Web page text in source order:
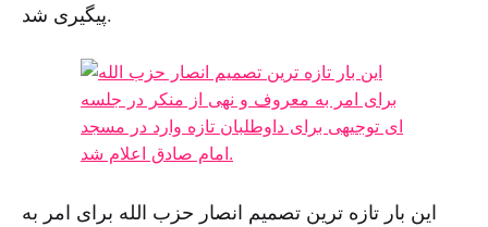
پیگیری شد.
این بار تازه ترین تصمیم انصار حزب الله برای امر به